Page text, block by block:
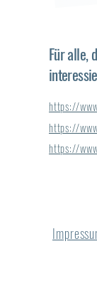
Für alle,
https://
https://
https://